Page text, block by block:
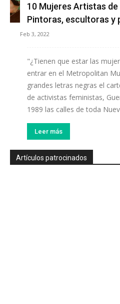
10 Mujeres Artistas
Pintoras, escultoras y
Feb 3, 2022
"¿Tienen que estar las
entrar en el Metropolitan
grandes letras negras el
de activistas feministas,
1989 las calles de toda
Leer más
Artículos patrocinados